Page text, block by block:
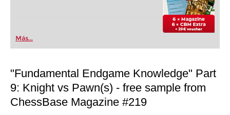
Más...
"Fundamental Endgame Knowledge" Part
9: Knight vs Pawn(s) - free sample from
ChessBase Magazine #219